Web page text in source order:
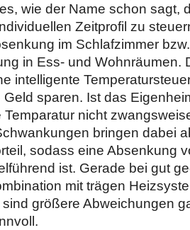
wie der Name schon sagt,
Zeitprofil zu
im Schlafzimmer
in Ess- und Wohnräumen.
intelligente
sparen. Ist das
nicht
bringen dabei
sodass eine Absenkung
ist. Gerade bei gut
mit trägen
größere Abweichungen